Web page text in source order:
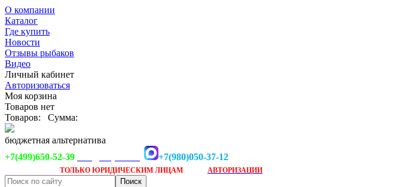
О компании
Каталог
Где купить
Новости
Отзывы рыбаков
Видео
Личный кабинет
Авторизоваться
Моя корзина
Товаров нет
Товаров:
Сумма:
бюджетная альтернатива
+7(499)650-52-39
+7(980)050-37-12
ТОЛЬКО ЮРИДИЧЕСКИМ ЛИЦАМ АВТОРИЗАЦИИ